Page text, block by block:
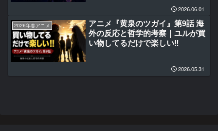
2026.06.01
2026年春アニメ
アニメ『黄泉のツガイ』第9話 海
外の反応と哲学的考察｜ユルが買
い物してるだけで楽しい‼
2026.05.31